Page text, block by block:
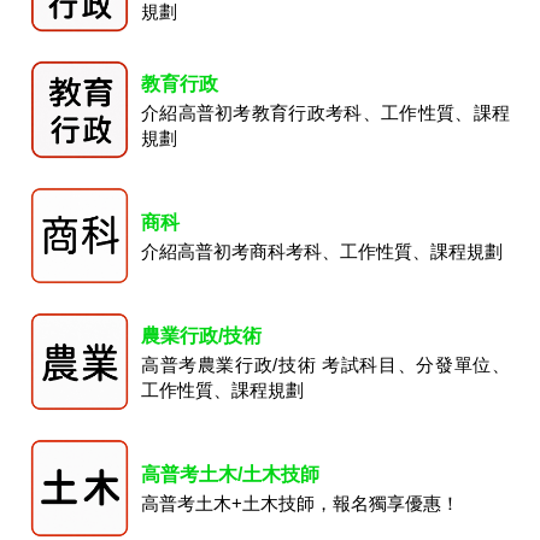
規劃
教育行政
介紹高普初考教育行政考科、工作性質、課程
規劃
商科
介紹高普初考商科考科、工作性質、課程規劃
農業行政/技術
高普考農業行政/技術 考試科目、分發單位、
工作性質、課程規劃
高普考土木/土木技師
高普考土木+土木技師，報名獨享優惠！